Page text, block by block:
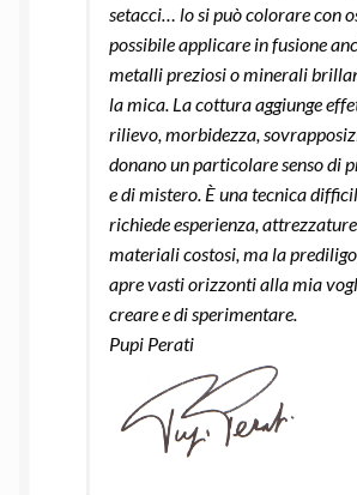
setacci… lo si può colorare con
possibile applicare in fusione
metalli preziosi o minerali
la mica. La cottura aggiunge
rilievo, morbidezza,
donano un particolare senso di
e di mistero. È una tecnica
richiede esperienza,
materiali costosi, ma la
apre vasti orizzonti alla mia
creare e di sperimentare.
Pupi Perati